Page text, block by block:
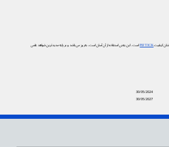
کیفیتPIF TICKاست. این یعنی استفاده از آن آسان است، به‌روز می‌باشد و بر پایه جدیدترین شواهد علمی
30/05/2024
30/05/2027